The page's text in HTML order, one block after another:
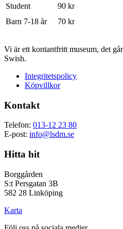
Student
90 kr
Barn 7-18 år
70 kr
Vi är ett kontantfritt museum, det
Swish.
Integritetspolicy
Köpvillkor
Kontakt
Telefon: 013-12 23 80
E-post: info@lsdm.se
Hitta hit
Borggården
S:t Persgatan 3B
582 28 Linköping
Karta